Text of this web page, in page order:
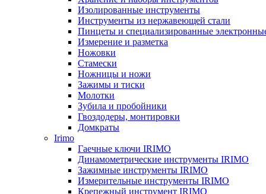
Изолированные инструменты
Инструменты из нержавеющей стали
Пинцеты и специализированные
Измерение и разметка
Ножовки
Стамески
Ножницы и ножи
Зажимы и тиски
Молотки
Зубила и пробойники
Гвоздодеры, монтировки
Домкраты
Irimo
Гаечные ключи IRIMO
Динамометрические инструменты IRIMO
Зажимные инструменты IRIMO
Измерительные инструменты IRIMO
Крепежный инструмент IRIMO